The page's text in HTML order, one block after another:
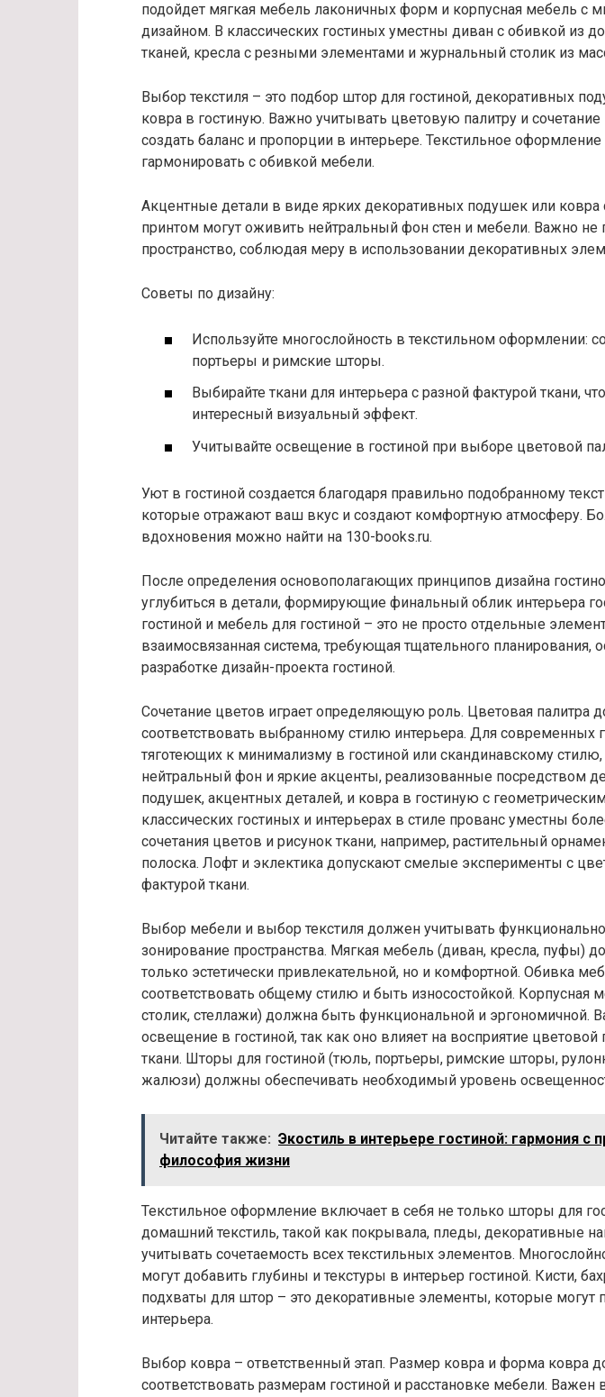
подойдет мягкая мебель лаконичных форм и корпусная мебель с
дизайном. В классических гостиных уместны диван с обивкой из
тканей, кресла с резными элементами и журнальный столик из
Выбор текстиля – это подбор штор для гостиной, декоративных
ковра в гостиную. Важно учитывать цветовую палитру и
создать баланс и пропорции в интерьере. Текстильное
гармонировать с обивкой мебели.
Акцентные детали в виде ярких декоративных подушек или ковра
принтом могут оживить нейтральный фон стен и мебели. Важно не
пространство, соблюдая меру в использовании декоративных
Советы по дизайну:
Используйте многослойность в текстильном оформлении:
портьеры и римские шторы.
Выбирайте ткани для интерьера с разной фактурой ткани,
интересный визуальный эффект.
Учитывайте освещение в гостиной при выборе цветовой
Уют в гостиной создается благодаря правильно подобранному
которые отражают ваш вкус и создают комфортную атмосферу.
вдохновения можно найти на 130-books.ru.
После определения основополагающих принципов дизайна
углубиться в детали, формирующие финальный облик интерьера
гостиной и мебель для гостиной – это не просто отдельные
взаимосвязанная система, требующая тщательного планирования,
разработке дизайн-проекта гостиной.
Сочетание цветов играет определяющую роль. Цветовая палитра
соответствовать выбранному стилю интерьера. Для современных
тяготеющих к минимализму в гостиной или скандинавскому стилю,
нейтральный фон и яркие акценты, реализованные посредством
подушек, акцентных деталей, и ковра в гостиную с
классических гостиных и интерьерах в стиле прованс уместны
сочетания цветов и рисунок ткани, например, растительный
полоска. Лофт и эклектика допускают смелые эксперименты с
фактурой ткани.
Выбор мебели и выбор текстиля должен учитывать
зонирование пространства. Мягкая мебель (диван, кресла, пуфы)
только эстетически привлекательной, но и комфортной. Обивка
соответствовать общему стилю и быть износостойкой. Корпусная
столик, стеллажи) должна быть функциональной и эргономичной.
освещение в гостиной, так как оно влияет на восприятие
ткани. Шторы для гостиной (тюль, портьеры, римские шторы,
жалюзи) должны обеспечивать необходимый уровень
Читайте также: Экостиль в интерьере гостиной: гармония с
философия жизни
Текстильное оформление включает в себя не только шторы для
домашний текстиль, такой как покрывала, пледы, декоративные
учитывать сочетаемость всех текстильных элементов.
могут добавить глубины и текстуры в интерьер гостиной. Кисти,
подхваты для штор – это декоративные элементы, которые могут
интерьера.
Выбор ковра – ответственный этап. Размер ковра и форма ковра
соответствовать размерам гостиной и расстановке мебели. Важен